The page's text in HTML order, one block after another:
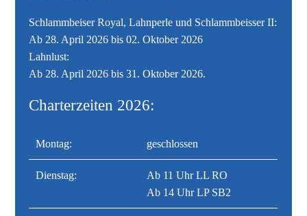
Schlammbeiser Royal, Lahnperle und Schlammbeisser II:
Ab 28. April 2026 bis 02. Oktober 2026
Lahnlust:
Ab 28. April 2026 bis 31. Oktober 2026.
Charterzeiten 2026:
Montag: geschlossen
Dienstag:
Ab 11 Uhr LL RO
Ab 14 Uhr LP SB2